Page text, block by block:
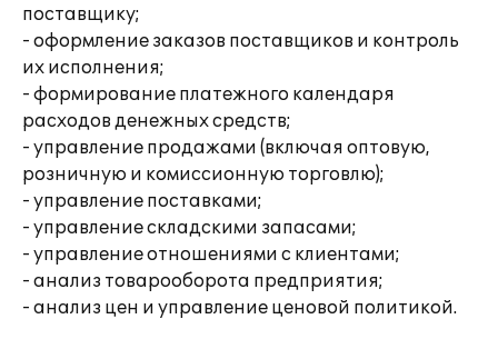
поставщику;
- оформление заказов поставщиков и контроль
их исполнения;
- формирование платежного календаря
расходов денежных средств;
- управление продажами (включая оптовую,
розничную и комиссионную торговлю);
- управление поставками;
- управление складскими запасами;
- управление отношениями с клиентами;
- анализ товарооборота предприятия;
- анализ цен и управление ценовой политикой.